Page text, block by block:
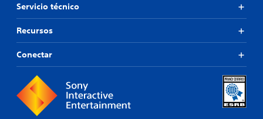
Servicio técnico
Recursos
Conectar